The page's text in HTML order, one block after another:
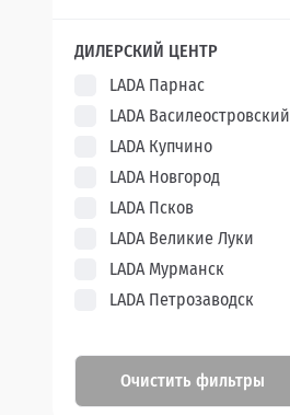
ДИЛЕРСКИЙ ЦЕНТР
LADA Парнас
LADA Василеостровский
LADA Купчино
LADA Новгород
LADA Псков
LADA Великие Луки
LADA Мурманск
LADA Петрозаводск
Очистить фильтры